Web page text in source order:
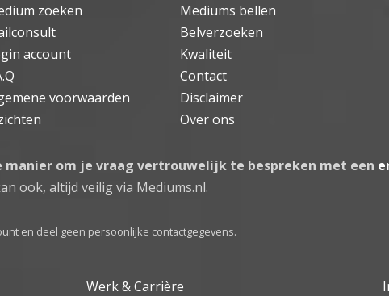
zoeken
Mediums bellen
Belverzoeken
account
Kwaliteit
Contact
voorwaarden
Disclaimer
Over ons
manier om je vraag vertrouwelijk te bespreken met een
ook, altijd veilig via Mediums.nl.
en deel geen persoonlijke contactgegevens.
Werk & Carrière